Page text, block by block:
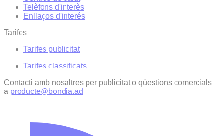
Telèfons d'interès
Enllaços d'interés
Tarifes
Tarifes publicitat
Tarifes classificats
Contacti amb nosaltres per publicitat o qüestions comercials
a producte@bondia.ad